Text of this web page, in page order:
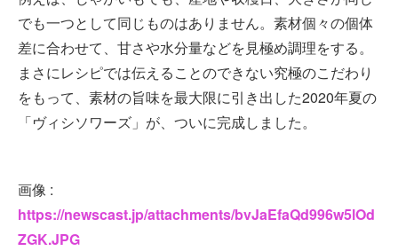
でも一つとして同じものはありません。素材個々の個体
差に合わせて、甘さや水分量などを見極め調理をする。
まさにレシピでは伝えることのできない究極のこだわり
をもって、素材の旨味を最大限に引き出した2020年夏の
「ヴィシソワーズ」が、ついに完成しました。
画像 :
https://newscast.jp/attachments/bvJaEfaQd996w5lOd
ZGK.JPG